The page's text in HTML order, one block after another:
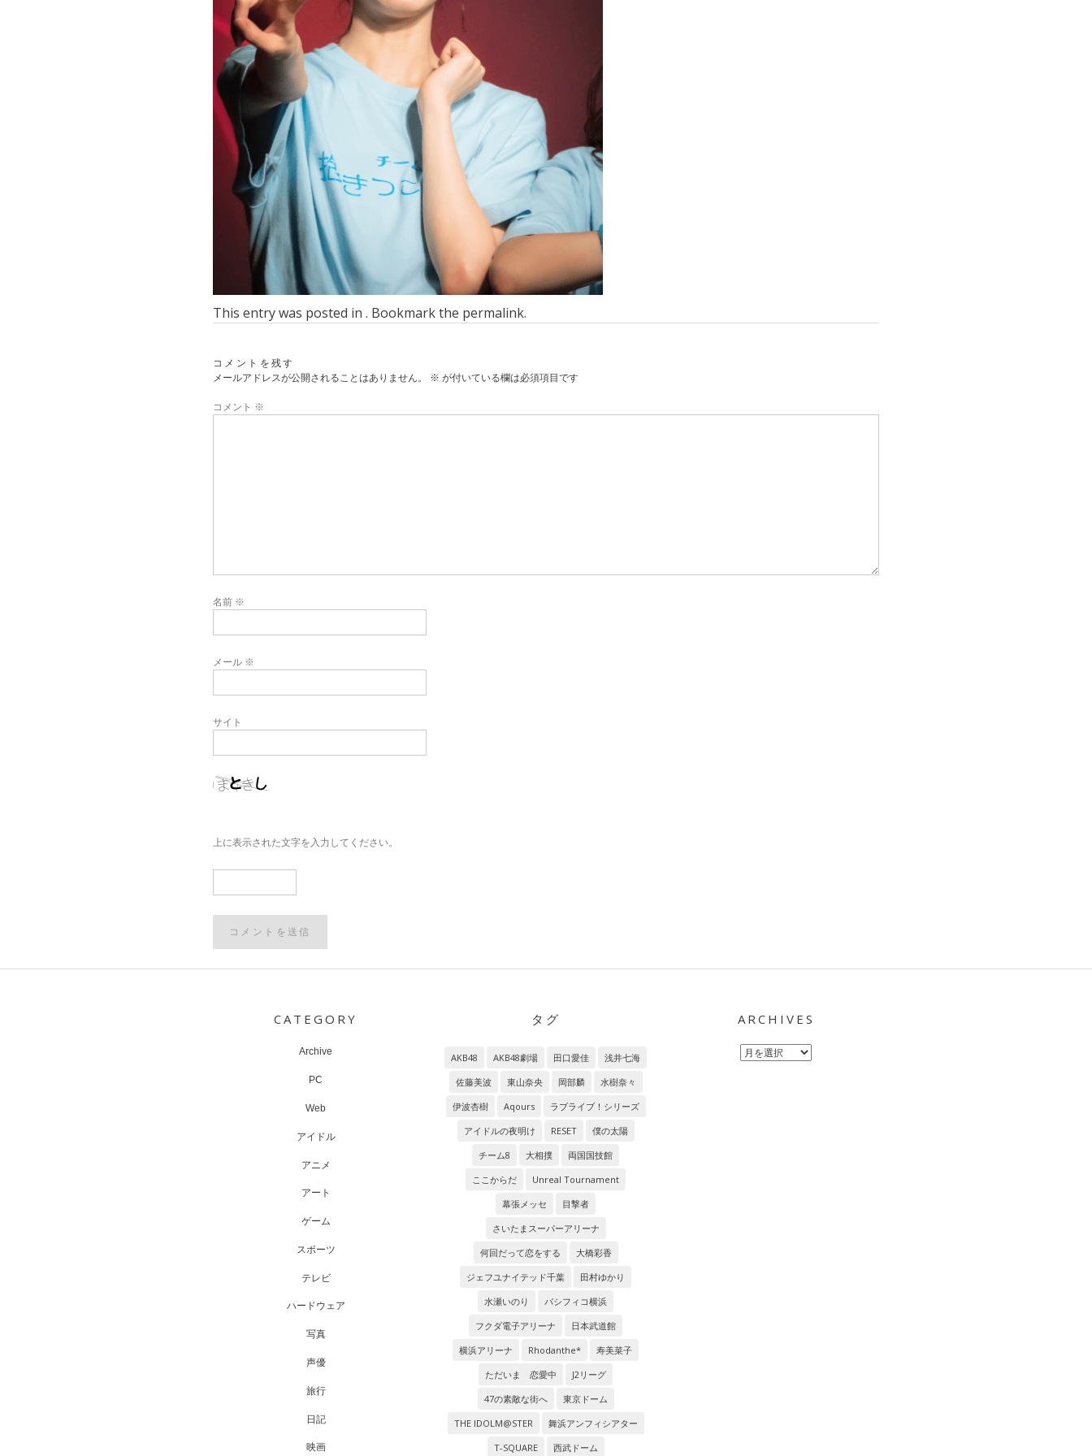
This entry was posted in . Bookmark the permalink.
コメントを残す
メールアドレスが公開されることはありません。
※ が付いている欄は必須項目です
コメント ※
名前 ※
メール ※
サイト
上に表示された文字を入力してください。
CATEGORY
Archive
PC
Web
アイドル
アニメ
アート
ゲーム
スポーツ
テレビ
ハードウェア
写真
声優
旅行
日記
映画
タグ
AKB48 AKB48劇場 田口愛佳
浅井七海
佐藤美波
東山奈央 岡部麟
水樹奈々
伊波杏樹
Aqours
ラブライブ！シリーズ
アイドルの夜明け
RESET
僕の太陽
チーム8
大相撲
両国国技館
ここからだ
Unreal Tournament
幕張メッセ
目撃者
さいたまスーパーアリーナ
何回だって恋をする
大橋彩香
ジェフユナイテッド千葉
田村ゆかり
水瀬いのり
パシフィコ横浜
フクダ電子アリーナ
日本武道館
横浜アリーナ
Rhodanthe*
寿美菜子
ただいま 恋愛中
J2リーグ
47の素敵な街へ
東京ドーム
THE IDOLM@STER
舞浜アンフィシアター
T-SQUARE
西武ドーム
ARCHIVES
Archives